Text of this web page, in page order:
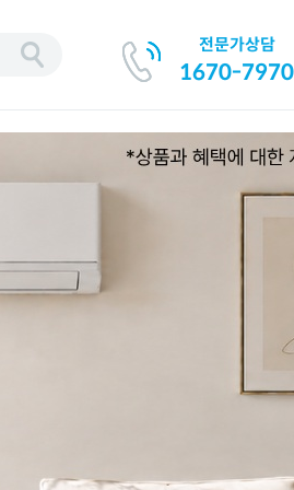
전문가상담
1670-7970